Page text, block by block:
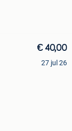
€ 40,00
27 jul 26